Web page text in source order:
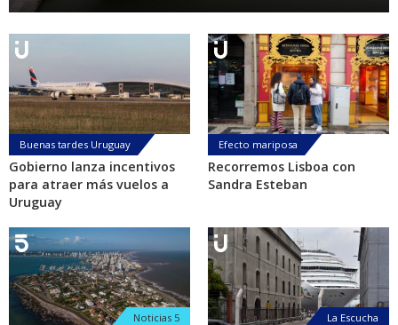
Buenas tardes Uruguay
Gobierno lanza incentivos
para atraer más vuelos a
Uruguay
Efecto mariposa
Recorremos Lisboa con
Sandra Esteban
Noticias 5 La Escucha